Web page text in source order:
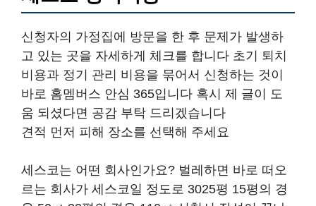
신청자의 가정집에 방문을 한 후 문제가 발생하
고 있는 곳을 자세하게 체크를 합니다 초기 퇴치
비용과 정기 관리 비용을 묶어서 신청하는 것이
바로 홈멤버스 안심 365입니다 혹시 제 글이 도
움 되셨다면 공감 부탁 드리겠습니다
견적 먼저 피해 장소를 선택해 주세요
세스코는 어떤 회사인가요? 벌레하면 바로 떠오
르는 회사가 세스코일 정도로 3025평 15평의 경